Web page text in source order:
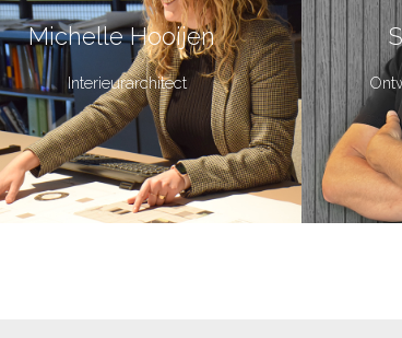
Michelle Hooijen
Interieurarchitect